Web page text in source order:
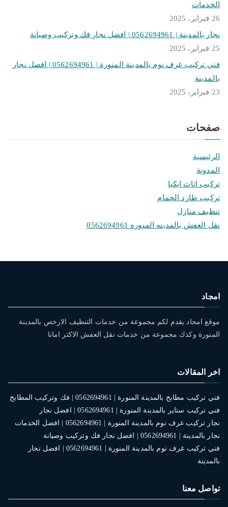
الخدمات
26 فبراير، 2025
نجار بالمدينة | 0562694961 | افضل نجار فك وتركيب وصيانة
25 فبراير، 2025
فني تركيب غرف نوم بالمدينة المنورة | 0562694961 | افضل نجار
بالمدينة
23 فبراير، 2025
صفحات
الرئيسية
المدونة
تركيب اثاث ايكيا
تركيب طارد الحمام
تنظيف منازل
نقل العفش بالمدينه المنوره 0562694961
امجاد
موقع امجاد يقدم لكم مجموعة من خدمات التنظيف الارخص بالمدينة
المنورة وكذك مجموعة من خدمات نقل العفش الاكثر امانا
اخر المقالات
فني تركيب مطابخ بالمدينة المنورة | 0562694961 | فك وتركيب المطابخ
فني تركيب ستاير بالمدينة المنورة | 0562694961 | افضل نجار
نجار تركيب غرف نوم بالمدينة المنورة | 0562694961 | افضل الخدمات
نجار بالمدينة | 0562694961 | افضل نجار فك وتركيب وصيانة
فني تركيب غرف نوم بالمدينة المنورة | 0562694961 | افضل نجار
بالمدينة
تواصل معنا